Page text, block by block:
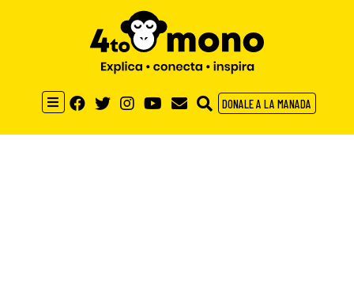
DONALE A LA MANADA